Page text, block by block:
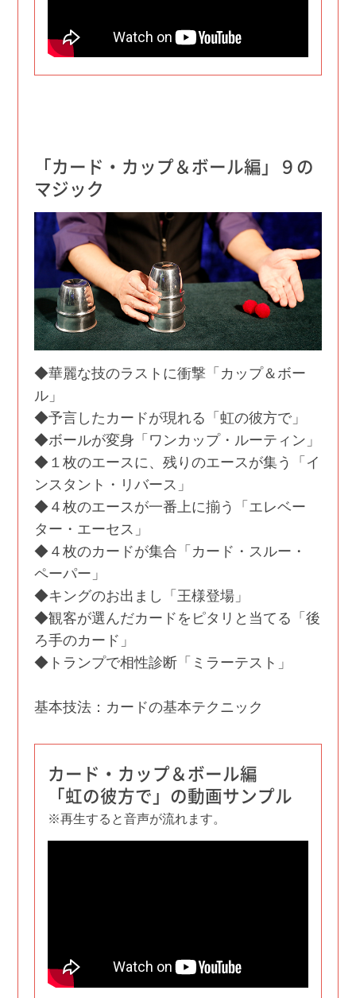
「カード・カップ＆ボール編」９の
マジック
◆華麗な技のラストに衝撃「カップ＆ボー
ル」
◆予言したカードが現れる「虹の彼方で」
◆ボールが変身「ワンカップ・ルーティン」
◆１枚のエースに、残りのエースが集う「イ
ンスタント・リバース」
◆４枚のエースが一番上に揃う「エレベー
ター・エーセス」
◆４枚のカードが集合「カード・スルー・
ペーパー」
◆キングのお出まし「王様登場」
◆観客が選んだカードをピタリと当てる「後
ろ手のカード」
◆トランプで相性診断「ミラーテスト」
基本技法：カードの基本テクニック
カード・カップ＆ボール編
「虹の彼方で」の動画サンプル
※再生すると音声が流れます。